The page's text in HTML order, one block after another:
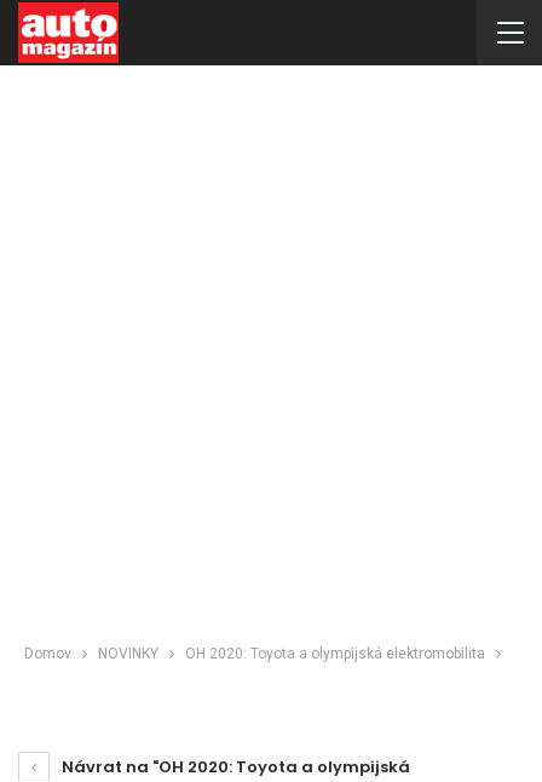
Domov NOVINKY OH 2020: Toyota a olympijská elektromobilita
Návrat na "OH 2020: Toyota a olympijská